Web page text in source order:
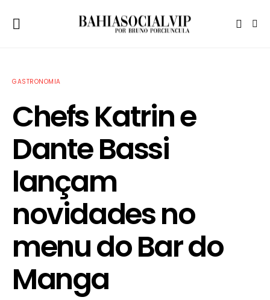
GASTRONOMIA
Chefs Katrin e
Dante Bassi
lançam
novidades no
menu do Bar do
Manga